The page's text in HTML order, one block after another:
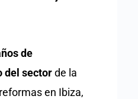
de
del sectorde la
en Ibiza,